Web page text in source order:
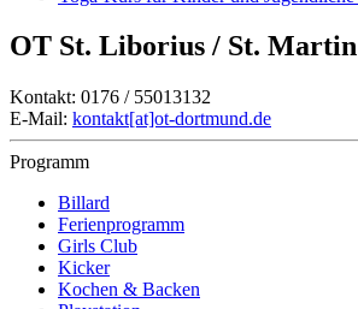
OT St. Liborius / St. Martin
Kontakt: 0176 / 55013132
E-Mail: kontakt[at]ot-dortmund.de
Programm
Billard
Ferienprogramm
Girls Club
Kicker
Kochen & Backen